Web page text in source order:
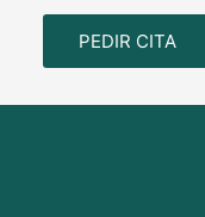
PEDIR CITA